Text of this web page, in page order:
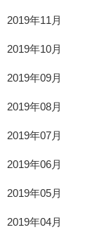
2019年11月
2019年10月
2019年09月
2019年08月
2019年07月
2019年06月
2019年05月
2019年04月